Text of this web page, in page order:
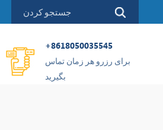
+8618050035545
برای رزرو هر زمان تماس
بگیرید